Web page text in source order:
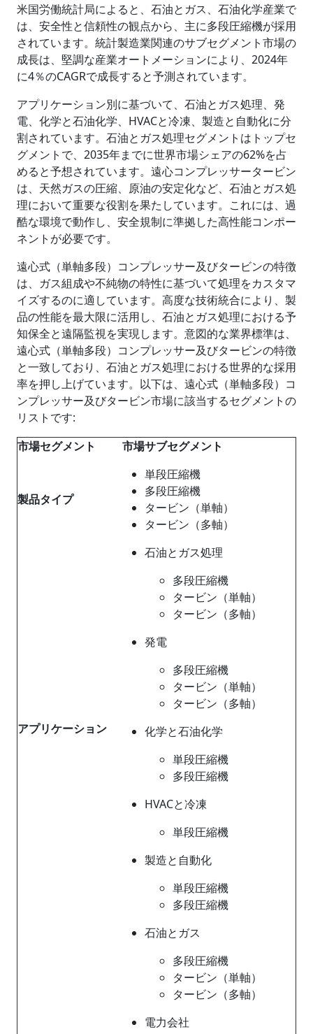
米国労働統計局によると、石油とガス、石油化学産業で
は、安全性と信頼性の観点から、主に多段圧縮機が採用
されています。統計製造業関連のサブセグメント市場の
成長は、堅調な産業オートメーションにより、2024年
に4％のCAGRで成長すると予測されています。
アプリケーション別に基づいて、石油とガス処理、発
電、化学と石油化学、HVACと冷凍、製造と自動化に分
割されています。石油とガス処理セグメントはトップセ
グメントで、2035年までに世界市場シェアの62%を占
めると予想されています。遠心コンプレッサータービン
は、天然ガスの圧縮、原油の安定化など、石油とガス処
理において重要な役割を果たしています。これには、過
酷な環境で動作し、安全規制に準拠した高性能コンポー
ネントが必要です。
遠心式（単軸多段）コンプレッサー及びタービンの特徴
は、ガス組成や不純物の特性に基づいて処理をカスタマ
イズするのに適しています。高度な技術統合により、製
品の性能を最大限に活用し、石油とガス処理における予
知保全と遠隔監視を実現します。意図的な業界標準は、
遠心式（単軸多段）コンプレッサー及びタービンの特徴
と一致しており、石油とガス処理における世界的な採用
率を押し上げています。以下は、遠心式（単軸多段）コ
ンプレッサー及びタービン市場に該当するセグメントの
リストです:
市場セグメント
市場サブセグメント
製品タイプ
単段圧縮機
多段圧縮機
タービン（単軸）
タービン（多軸）
アプリケーション
石油とガス処理
多段圧縮機
タービン（単軸）
タービン（多軸）
発電
多段圧縮機
タービン（単軸）
タービン（多軸）
化学と石油化学
単段圧縮機
多段圧縮機
HVACと冷凍
単段圧縮機
製造と自動化
単段圧縮機
多段圧縮機
石油とガス
多段圧縮機
タービン（単軸）
タービン（多軸）
電力会社